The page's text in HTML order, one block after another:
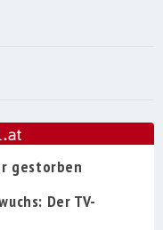
gestorben
Der TV-